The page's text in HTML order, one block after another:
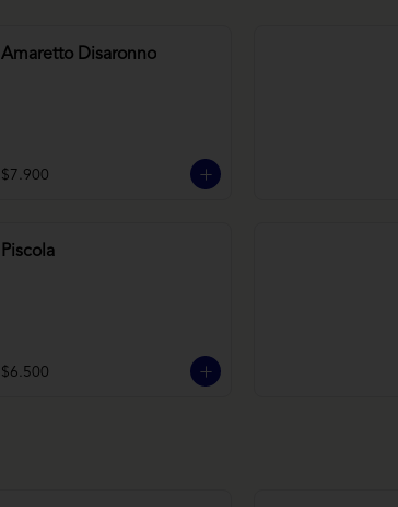
Amaretto Disaronno
$7.900
Piscola
$6.500